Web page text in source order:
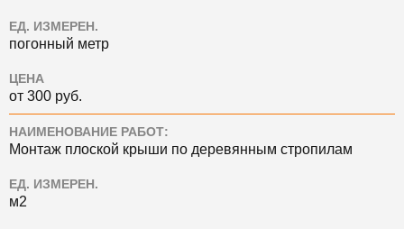
ЕД. ИЗМЕРЕН.
погонный метр
ЦЕНА
от 300 руб.
НАИМЕНОВАНИЕ РАБОТ:
Монтаж плоской крыши по деревянным стропилам
ЕД. ИЗМЕРЕН.
м2